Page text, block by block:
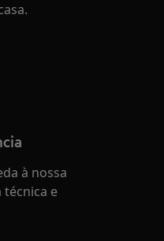
à nossa
técnica e